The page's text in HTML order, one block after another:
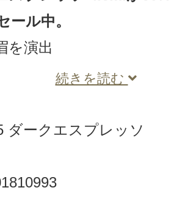
ール中。
を演出
続きを読む
ダークエスプレッソ